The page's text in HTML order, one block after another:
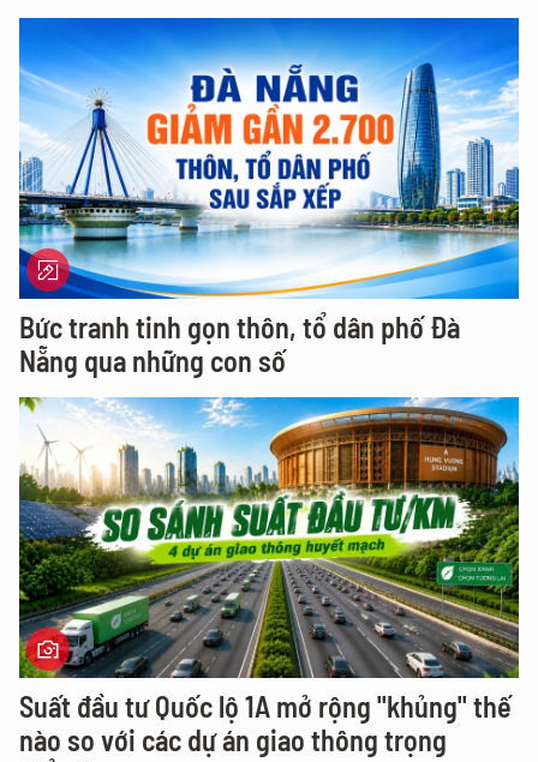
Bức tranh tinh gọn thôn, tổ dân phố Đà
Nẵng qua những con số
Suất đầu tư Quốc lộ 1A mở rộng "khủng" thế
nào so với các dự án giao thông trọng